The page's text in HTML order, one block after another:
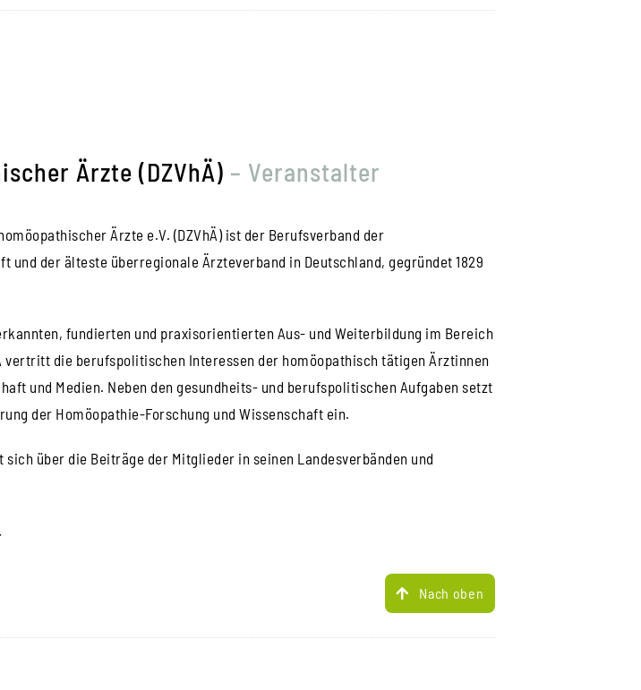
Ärzte (DZVhÄ) – Veranstalter
Ärzte e.V. (DZVhÄ) ist der Berufsverband der
und der älteste überregionale Ärzteverband in Deutschland, gegründet 1829
fundierten und praxisorientierten Aus- und Weiterbildung im Bereich
vertritt die berufspolitischen Interessen der homöopathisch tätigen Ärztinnen
und Medien. Neben den gesundheits- und berufspolitischen Aufgaben setzt
der Homöopathie-Forschung und Wissenschaft ein.
über die Beiträge der Mitglieder in seinen Landesverbänden und
Nach oben